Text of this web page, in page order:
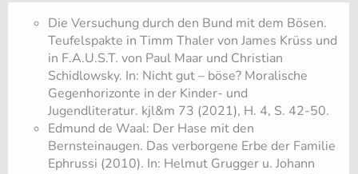
Die Versuchung durch den Bund mit dem Bösen.
Teufelspakte in Timm Thaler von James Krüss und
in F.A.U.S.T. von Paul Maar und Christian
Schidlowsky. In: Nicht gut – böse? Moralische
Gegenhorizonte in der Kinder- und
Jugendliteratur. kjl&m 73 (2021), H. 4, S. 42-50.
Edmund de Waal: Der Hase mit den
Bernsteinaugen. Das verborgene Erbe der Familie
Ephrussi (2010). In: Helmut Grugger u. Johann